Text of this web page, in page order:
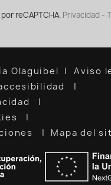
reCAPTCHA. Privacidad -
Olaguibel
Aviso
Mapa del